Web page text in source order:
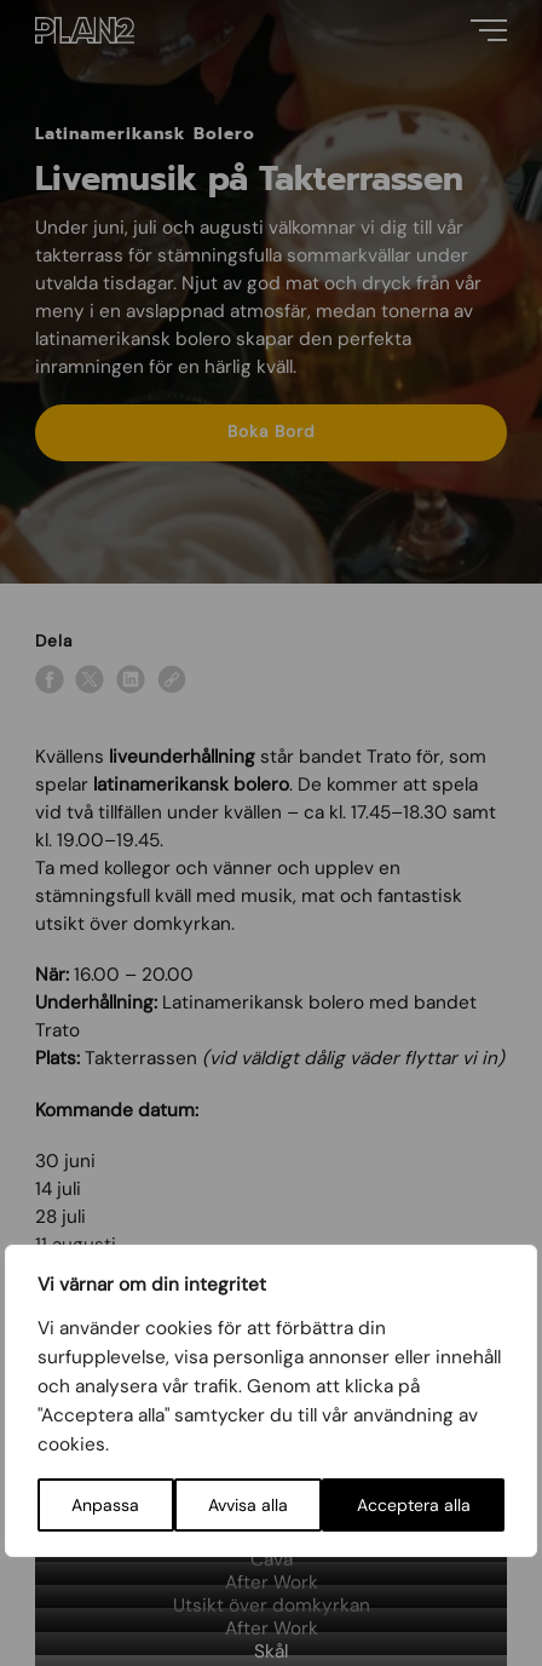
Vi värnar om din integritet
Vi använder cookies för att förbättra din
surfupplevelse, visa personliga annonser eller innehåll
och analysera vår trafik. Genom att klicka på
"Acceptera alla" samtycker du till vår användning av
cookies.
Anpassa Avvisa alla Acceptera alla
Latinamerikansk Bolero
Livemusik på Takterrassen
Under juni, juli och augusti välkomnar vi dig till vår
takterrass för stämningsfulla sommarkvällar under
utvalda tisdagar. Njut av god mat och dryck från vår
meny i en avslappnad atmosfär, medan tonerna av
latinamerikansk bolero skapar den perfekta
inramningen för en härlig kväll.
Boka Bord
Dela
Kvällens liveunderhållningstår bandet Trato för, som
spelar latinamerikansk bolero. De kommer att spela
vid två tillfällen under kvällen – ca kl. 17.45–18.30 samt
kl. 19.00–19.45.
Ta med kollegor och vänner och upplev en
stämningsfull kväll med musik, mat och fantastisk
utsikt över domkyrkan.
När:16.00 – 20.00
Underhållning:Latinamerikansk bolero med bandet
Trato
Plats:Takterrassen (vid väldigt dålig väder flyttar vi in)
Kommande datum:
30 juni
14 juli
28 juli
11 augusti
25 augusti
Boka Bord
Patacones de Atún
Cava
After Work
Utsikt över domkyrkan
After Work
Skål